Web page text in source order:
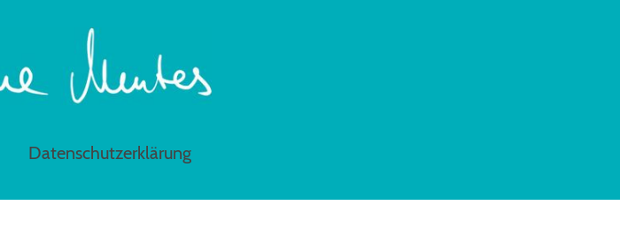
Datenschutzerklärung